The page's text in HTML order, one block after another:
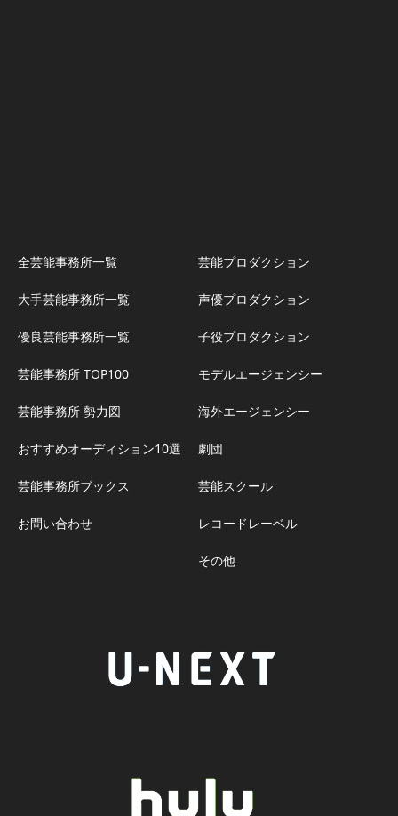
全芸能事務所一覧
大手芸能事務所一覧
優良芸能事務所一覧
芸能事務所 TOP100
芸能事務所 勢力図
おすすめオーディション10選
芸能事務所ブックス
お問い合わせ
芸能プロダクション
声優プロダクション
子役プロダクション
モデルエージェンシー
海外エージェンシー
劇団
芸能スクール
レコードレーベル
その他